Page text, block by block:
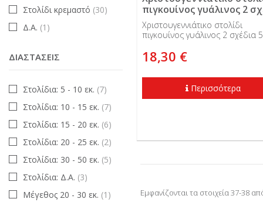
πιγκουίνος γυάλινος 2
5 εκ.
Χριστουγεννιάτικο στολίδι
πιγκουίνος γυάλινος 2 σχέδια
18,30 €
Περισσότερα
Εμφανίζονται τα στοιχεία 37-38
Στολίδι κρεμαστό (30)
Δ.Α. (1)
ΔΙΑΣΤΆΣΕΙΣ
Στολίδια: 5 - 10 εκ. (7)
Στολίδια: 10 - 15 εκ. (7)
Στολίδια: 15 - 20 εκ. (6)
Στολίδια: 20 - 25 εκ. (2)
Στολίδια: 30 - 50 εκ. (5)
Στολίδια: Δ.Α. (3)
Μέγεθος 20 - 30 εκ. (1)